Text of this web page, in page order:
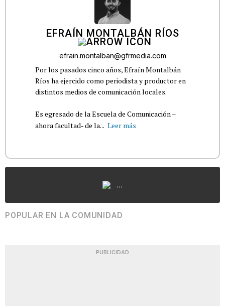
EFRAÍN MONTALBÁN RÍOS
efrain.montalban@gfrmedia.com
Por los pasados cinco años, Efraín Montalbán
Ríos ha ejercido como periodista y productor en
distintos medios de comunicación locales.
Es egresado de la Escuela de Comunicación –
ahora facultad- de la... Leer más
...
POPULAR EN LA COMUNIDAD
PUBLICIDAD